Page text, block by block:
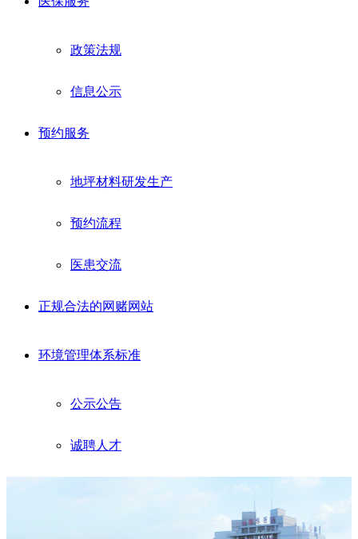
政策法规
信息公示
预约服务
地坪材料研发生产
预约流程
医患交流
正规合法的网赌网站
环境管理体系标准
公示公告
诚聘人才